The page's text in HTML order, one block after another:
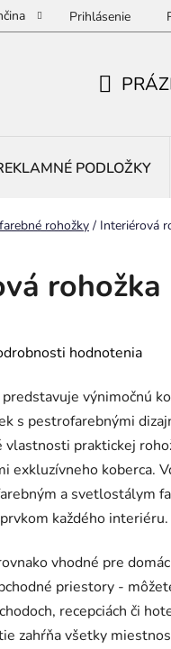
Prihlásenie
PODLOŽKY
rohožky / Interiérová
rohožka
hodnotenia
výnimočnú
s pestrofarebnými
vlastnosti praktickej
exkluzívneho koberca.
a svetlostálym
každého interiéru.
vhodné pre
priestory -
recepciách či
zahŕňa všetky